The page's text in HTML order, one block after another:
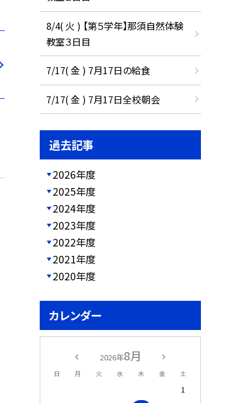
8/4( 火 ) 【第５学年】那須自然体験
教室３日目
7/17( 金 ) 7月17日の給食
7/17( 金 ) 7月17日全校朝会
過去記事
2026年度
2025年度
2024年度
2023年度
2022年度
2021年度
2020年度
カレンダー
2026年8月
日 月 火 水 木 金 土
1